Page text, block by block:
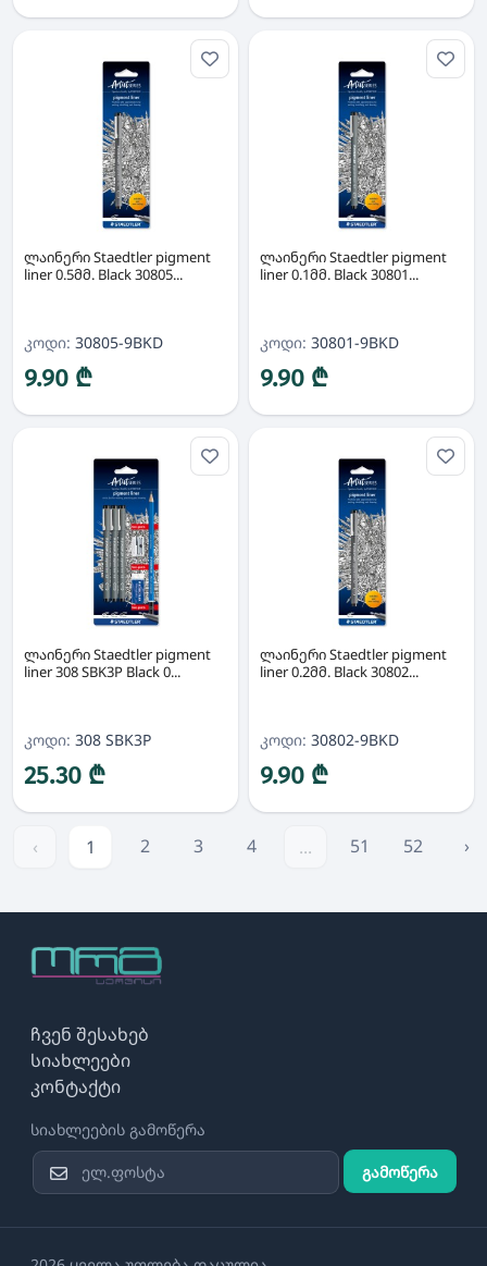
ლაინერი Staedtler pigment
liner 0.5მმ. Black 30805...
კოდი: 30805-9BKD
9.90 ₾
ლაინერი Staedtler pigment
liner 0.1მმ. Black 30801...
კოდი: 30801-9BKD
9.90 ₾
ლაინერი Staedtler pigment
liner 308 SBK3P Black 0...
კოდი: 308 SBK3P
25.30 ₾
ლაინერი Staedtler pigment
liner 0.2მმ. Black 30802...
კოდი: 30802-9BKD
9.90 ₾
‹ 1 2 3 4 ... 51 52 ›
ჩვენ შესახებ
სიახლეები
კონტაქტი
სიახლეების გამოწერა
გამოწერა